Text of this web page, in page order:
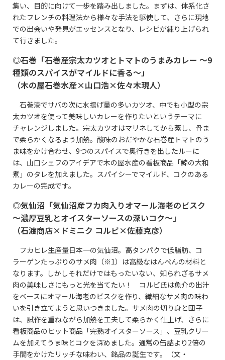
集い、目的に向けて一歩を踏み出しました。まずは、体系化さ
れたフレンチの料理法から様々な手法を駆使して、さらに現地
での出会いや発見がエッセンスとなり、レシピが練り上げられ
て行きました。
◎石巻「石巻産宗太カツオとトマトのうまみカレー ～9
種類のスパイスがマイルドに香る～」
（木の屋石巻水産×山口浩×佐々木現人）
石巻港でサバの次に水揚げ量の多いカツオ、中でも小型の宗
太カツオを使って美味しいカレーを作りたいというテーマに
チャレンジしました。宗太カツオはマリネしてから蒸し、骨ま
で柔らかくなるよう加熱。酸味のおだやかな石巻産トマトのう
ま味をかけ合わせ、 9つのスパイスで奥行きを出したルーに
は、山口シェフのアイデアで木の屋水産の看板商品「鯨の大和
煮」のタレを加えました。スパイシーでマイルド、コクのある
カレーの完成です。
◎気仙沼「気仙沼産フカ肉入りオマール海老のビスク
～濃厚豆乳とオイスターソースの深いコク～」
（石渡商店× ドミニク コルビ×佐藤克彦）
フカヒレ生産量日本一の気仙沼。高タンパクで低脂肪、コ
ラーゲンたっぷりのサメ肉（※1）は高級なはんぺんの材料と
なります。しかしそれだけではもったいない、知られざるサメ
肉の美味しさにもっと光を当てたい！ コルビ氏は魚介の出汁
をベースにオマール海老のビスクを作り、繊細なサメ肉の味わ
いを引き立てようと思いつきました。サメ肉の切り身と団子
は、試作を重ねながら加熱を工夫して柔らかく仕上げ、さらに
看板商品のヒット商品「完熟オイスターソース」、豆乳クリー
ムを加えてうま味とコクを深めました。通常の缶詰より 2倍の
手間をかけたリッチな味わい、銘品の誕生です。（文・